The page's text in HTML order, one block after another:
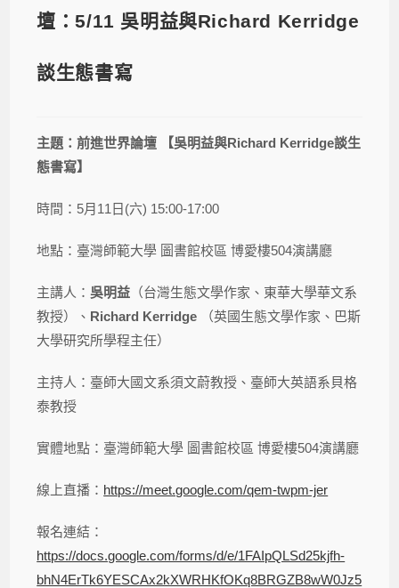
壇：5/11 吳明益與Richard Kerridge
談生態書寫
主題：前進世界論壇 【吳明益與Richard Kerridge談生
態書寫】
時間：5月11日(六) 15:00-17:00
地點：臺灣師範大學 圖書館校區 博愛樓504演講廳
主講人： 吳明益 （台灣生態文學作家、東華大學華文系
教授）、 Richard Kerridge （英國生態文學作家、巴斯
大學研究所學程主任）
主持人：臺師大國文系須文蔚教授、臺師大英語系貝格
泰教授
實體地點：臺灣師範大學 圖書館校區 博愛樓504演講廳
線上直播： https://meet.google.com/qem-twpm-jer
報名連結：
https://docs.google.com/forms/d/e/1FAIpQLSd25kjfh-
bhN4ErTk6YESCAx2kXWRHKfOKq8BRGZB8wW0Jz5